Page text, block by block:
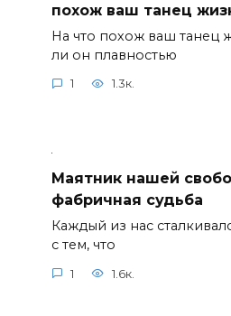
похож ваш танец
На что похож ваш танец
ли он плавностью
1 1.3к.
Маятник нашей
фабричная судьба
Каждый из нас
с тем, что
1 1.6к.